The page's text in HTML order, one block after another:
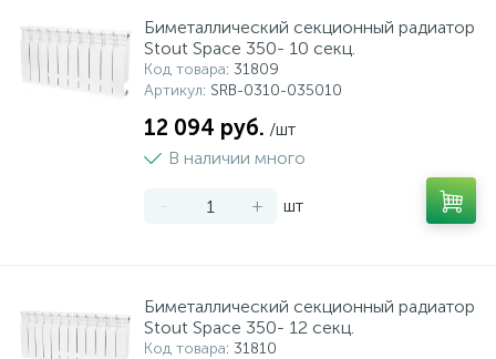
Биметаллический секционный радиатор
Stout Space 350- 10 секц.
Код товара: 31809
Артикул: SRB-0310-035010
12 094 руб. /шт
В наличии много
- + шт
Биметаллический секционный радиатор
Stout Space 350- 12 секц.
Код товара: 31810